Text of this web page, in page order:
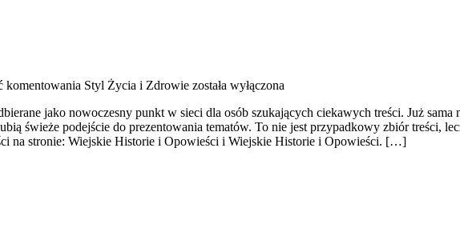
komentowania Styl Życia i Zdrowie została wyłączona
jako nowoczesny punkt w sieci dla osób szukających ciekawych treści. Już
świeże podejście do prezentowania tematów. To nie jest przypadkowy zbiór treści,
na stronie: Wiejskie Historie i Opowieści i Wiejskie Historie i Opowieści. […]